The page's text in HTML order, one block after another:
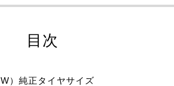
目次
）純正タイヤサイズ